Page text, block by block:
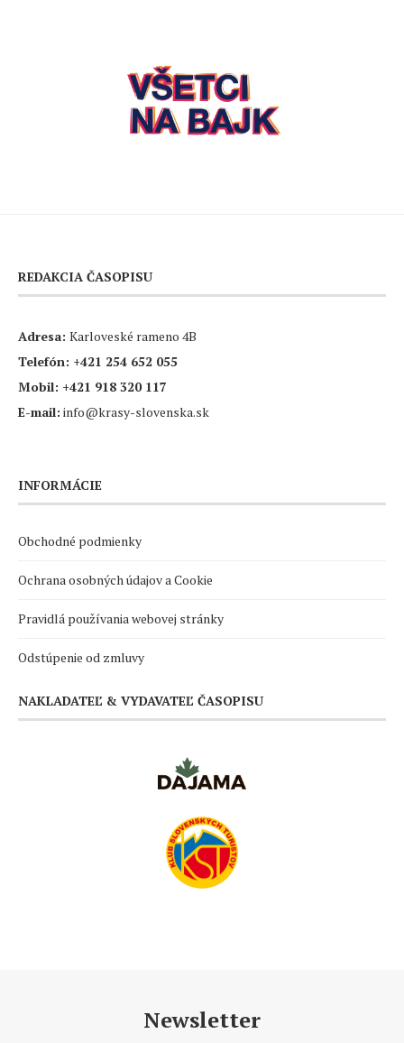
REDAKCIA ČASOPISU
Adresa: Karloveské rameno 4B
Telefón: +421 254 652 055
Mobil: +421 918 320 117
E-mail: info@krasy-slovenska.sk
INFORMÁCIE
Obchodné podmienky
Ochrana osobných údajov a Cookie
Pravidlá používania webovej stránky
Odstúpenie od zmluvy
NAKLADATEĽ & VYDAVATEĽ ČASOPISU
Newsletter